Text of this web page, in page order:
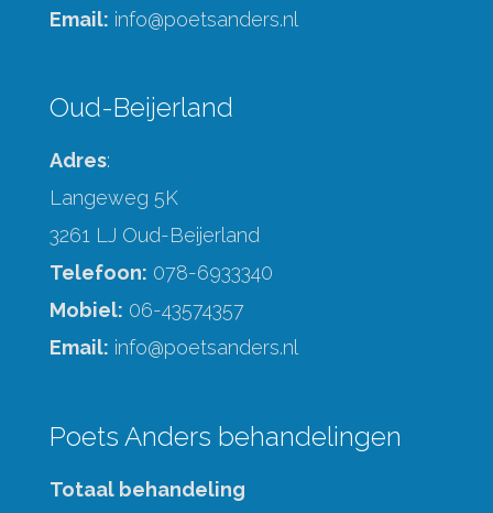
Email: info@poetsanders.nl
Oud-Beijerland
Adres:
Langeweg 5K
3261 LJ Oud-Beijerland
Telefoon: 078-6933340
Mobiel: 06-43574357
Email: info@poetsanders.nl
Poets Anders behandelingen
Totaal behandeling